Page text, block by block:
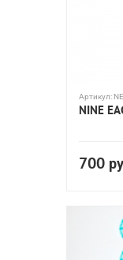
Артикул:
NINE
700